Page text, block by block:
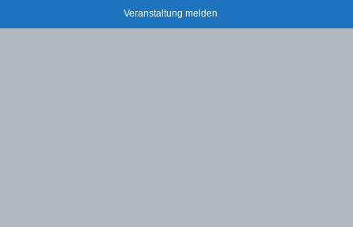
Veranstaltung melden